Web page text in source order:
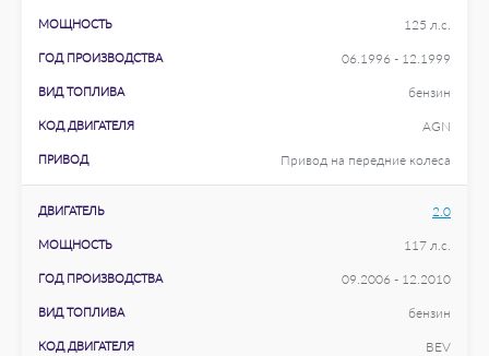
МОЩНОСТЬ 125 л.с.
ГОД ПРОИЗВОДСТВА 06.1996 - 12.1999
ВИД ТОПЛИВА бензин
КОД ДВИГАТЕЛЯ AGN
ПРИВОД Привод на передние колеса
ДВИГАТЕЛЬ 2.0
МОЩНОСТЬ 117 л.с.
ГОД ПРОИЗВОДСТВА 09.2006 - 12.2010
ВИД ТОПЛИВА бензин
КОД ДВИГАТЕЛЯ BEV